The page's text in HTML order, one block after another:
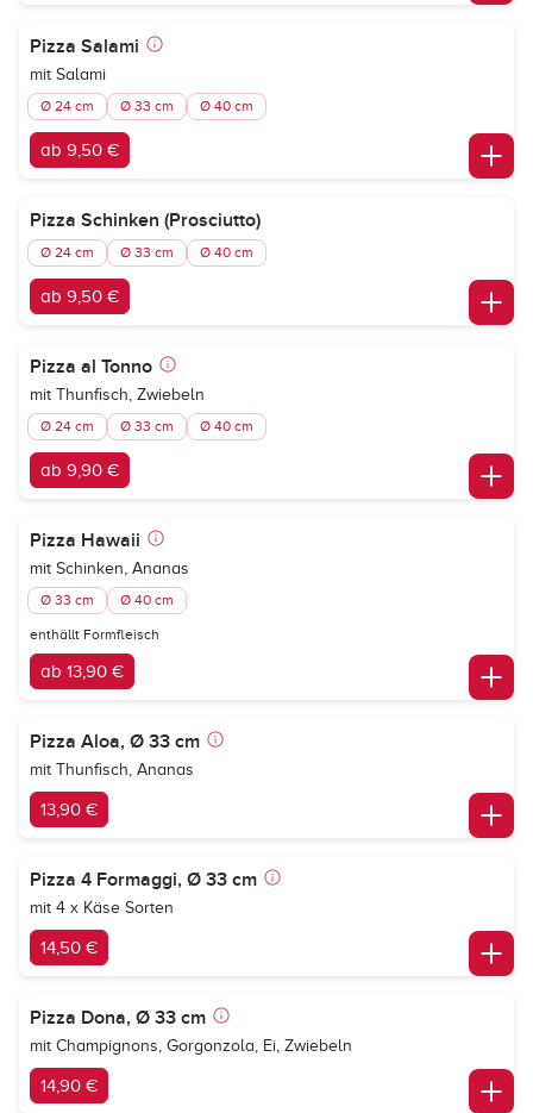
Pizza Salami
mit Salami
Ø 24 cm Ø 33 cm Ø 40 cm
ab 9,50 €
Pizza Schinken (Prosciutto)
Ø 24 cm Ø 33 cm Ø 40 cm
ab 9,50 €
Pizza al Tonno
mit Thunfisch, Zwiebeln
Ø 24 cm Ø 33 cm Ø 40 cm
ab 9,90 €
Pizza Hawaii
mit Schinken, Ananas
Ø 33 cm Ø 40 cm
enthällt Formfleisch
ab 13,90 €
Pizza Aloa, Ø 33 cm
mit Thunfisch, Ananas
13,90 €
Pizza 4 Formaggi, Ø 33 cm
mit 4 x Käse Sorten
14,50 €
Pizza Dona, Ø 33 cm
mit Champignons, Gorgonzola, Ei, Zwiebeln
14,90 €